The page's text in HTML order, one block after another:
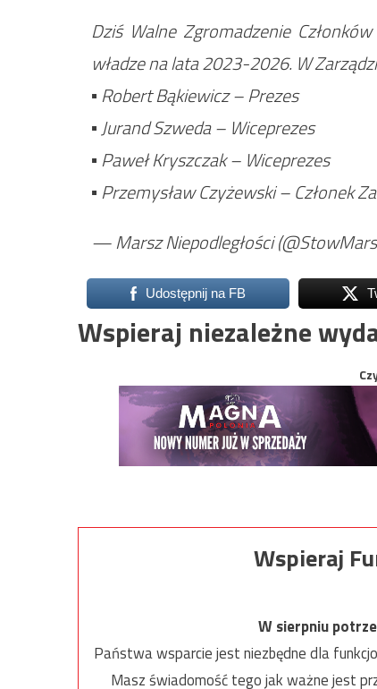
Dziś Walne Zgromadzenie
władze na lata 2023-2026. W
▪ Robert Bąkiewicz – Prezes
▪ Jurand Szweda – Wiceprezes
▪ Paweł Kryszczak – Wiceprezes
▪ Przemysław Czyżewski – Członek
— Marsz Niepodległości
Udostępnij na FB
Wspieraj niezależne
Wspieraj
W sierpniu
Państwa wsparcie jest niezbędne dla
Masz świadomość tego jak ważne jest